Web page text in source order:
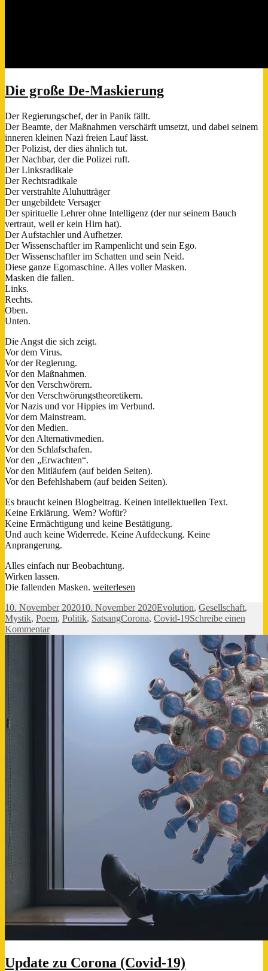
Die große De-Maskierung
Der Regierungschef, der in Panik fällt.
Der Beamte, der Maßnahmen verschärft umsetzt, und dabei seinem
inneren kleinen Nazi freien Lauf lässt.
Der Polizist, der dies ähnlich tut.
Der Nachbar, der die Polizei ruft.
Der Linksradikale
Der Rechtsradikale
Der verstrahlte Aluhutträger
Der ungebildete Versager
Der spirituelle Lehrer ohne Intelligenz (der nur seinem Bauch
vertraut, weil er kein Hirn hat).
Der Aufstachler und Aufhetzer.
Der Wissenschaftler im Rampenlicht und sein Ego.
Der Wissenschaftler im Schatten und sein Neid.
Diese ganze Egomaschine. Alles voller Masken.
Masken die fallen.
Links.
Rechts.
Oben.
Unten.
Die Angst die sich zeigt.
Vor dem Virus.
Vor der Regierung.
Vor den Maßnahmen.
Vor den Verschwörern.
Vor den Verschwörungstheoretikern.
Vor Nazis und vor Hippies im Verbund.
Vor dem Mainstream.
Vor den Medien.
Vor den Alternativmedien.
Vor den Schlafschafen.
Vor den „Erwachten“.
Vor den Mitläufern (auf beiden Seiten).
Vor den Befehlshabern (auf beiden Seiten).
Es braucht keinen Blogbeitrag. Keinen intellektuellen Text.
Keine Erklärung. Wem? Wofür?
Keine Ermächtigung und keine Bestätigung.
Und auch keine Widerrede. Keine Aufdeckung. Keine
Anprangerung.
Alles einfach nur Beobachtung.
Wirken lassen.
Die fallenden Masken. Die
De-
Maskierung
weiterlesen
Veröffentlicht
am
10. November 202010. November 2020Kategorien
Evolution, Gesellschaft,
Mystik, Poem, Politik, SatsangSchlagwörter
Corona, Covid-19Schreibe einen
Kommentarzu
Update zu Corona (Covid-19)